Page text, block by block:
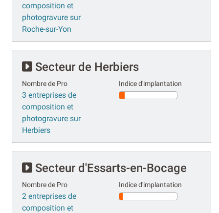
composition et
photogravure sur
Roche-sur-Yon
Secteur de Herbiers
Nombre de Pro
3 entreprises de
composition et
photogravure sur
Herbiers
Indice d'implantation
Secteur d'Essarts-en-Bocage
Nombre de Pro
2 entreprises de
composition et
Indice d'implantation